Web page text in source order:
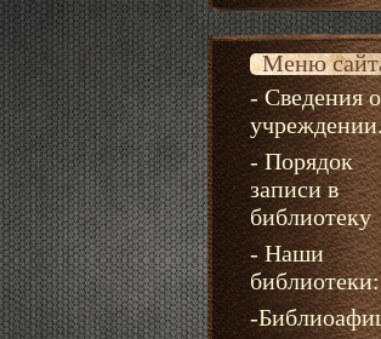
Меню
- Сведения
- Порядок
записи в
библиотеку
- Наши
библиотеки:
-